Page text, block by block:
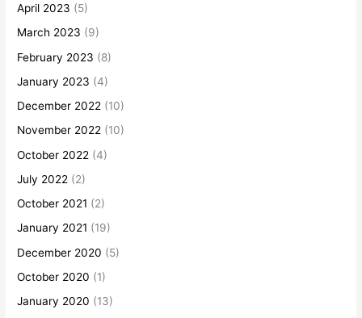
April 2023 (5)
March 2023 (9)
February 2023 (8)
January 2023 (4)
December 2022 (10)
November 2022 (10)
October 2022 (4)
July 2022 (2)
October 2021 (2)
January 2021 (19)
December 2020 (5)
October 2020 (1)
January 2020 (13)